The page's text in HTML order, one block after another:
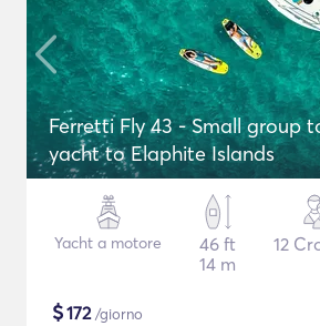
Ferretti Fly 43 - Small group
yacht to Elaphite Islands
Yacht a motore
46 ft
14 m
12
$172/giorno